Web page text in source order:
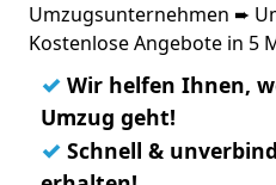
Umzugsunternehmen ➨
Kostenlose Angebote in 5
✓ Wir helfen Ihnen,
Umzug geht!
✓ Schnell &